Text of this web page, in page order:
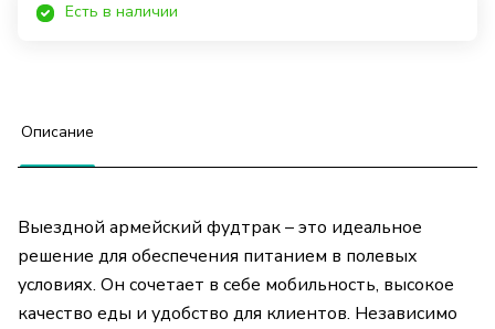
Есть в наличии
Описание
Выездной армейский фудтрак – это идеальное
решение для обеспечения питанием в полевых
условиях. Он сочетает в себе мобильность, высокое
качество еды и удобство для клиентов. Независимо